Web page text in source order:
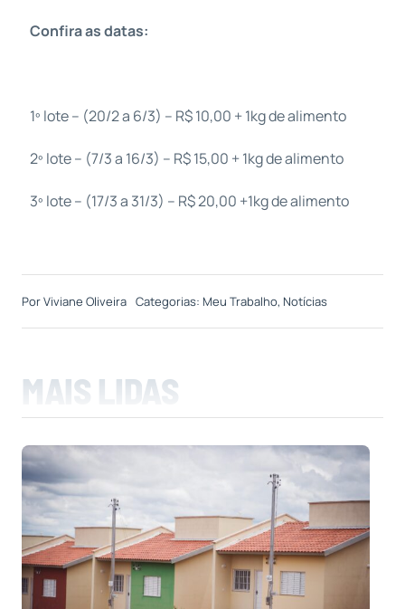
Confira as datas:
1º lote – (20/2 a 6/3) – R$ 10,00 + 1kg de alimento
2º lote – (7/3 a 16/3) – R$ 15,00 + 1kg de alimento
3º lote – (17/3 a 31/3) – R$ 20,00 +1kg de alimento
PorViviane Oliveira Categorias: Meu Trabalho, Notícias
MAIS LIDAS